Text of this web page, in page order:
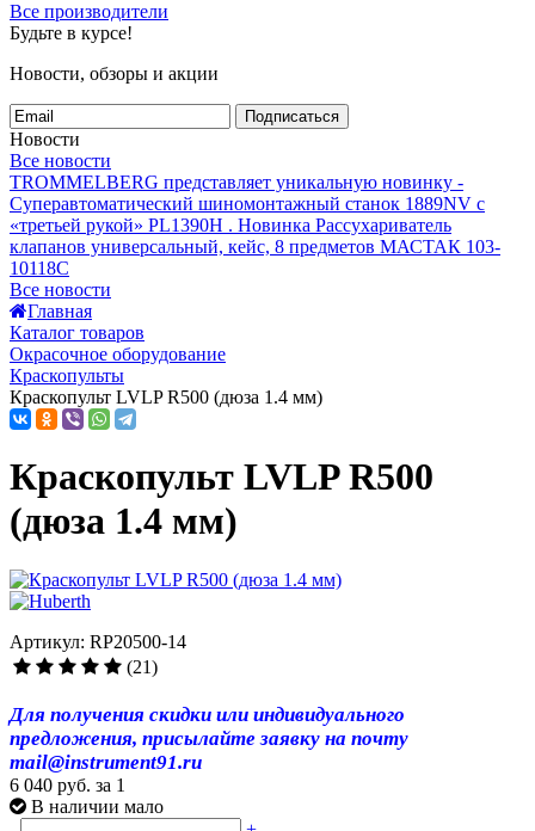
Все производители
Будьте в курсе!
Новости, обзоры и акции
Подписаться
Новости
Все новости
TROMMELBERG представляет уникальную новинку -
Суперавтоматический шиномонтажный станок 1889NV с
«третьей рукой» PL1390H . Новинка Рассухариватель
клапанов универсальный, кейс, 8 предметов МАСТАК 103-
10118C
Все новости
Главная
Каталог товаров
Окрасочное оборудование
Краскопульты
Краскопульт LVLP R500 (дюза 1.4 мм)
Краскопульт LVLP R500
(дюза 1.4 мм)
Артикул: RP20500-14
(21)
Для получения скидки или индивидуального
предложения, присылайте заявку на почту
mail@instrument91.ru
6 040 руб. за 1
В наличии мало